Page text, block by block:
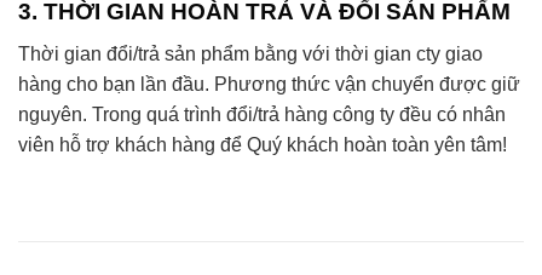
3. THỜI GIAN HOÀN TRẢ VÀ ĐỔI SẢN PHẨM
Thời gian đổi/trả sản phẩm bằng với thời gian cty giao
hàng cho bạn lần đầu. Phương thức vận chuyển được giữ
nguyên. Trong quá trình đổi/trả hàng công ty đều có nhân
viên hỗ trợ khách hàng để Quý khách hoàn toàn yên tâm!